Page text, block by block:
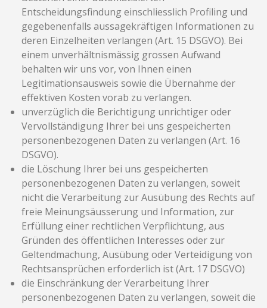
Entscheidungsfindung einschliesslich Profiling und
gegebenenfalls aussagekräftigen Informationen zu
deren Einzelheiten verlangen (Art. 15 DSGVO). Bei
einem unverhältnismässig grossen Aufwand
behalten wir uns vor, von Ihnen einen
Legitimationsausweis sowie die Übernahme der
effektiven Kosten vorab zu verlangen.
unverzüglich die Berichtigung unrichtiger oder
Vervollständigung Ihrer bei uns gespeicherten
personenbezogenen Daten zu verlangen (Art. 16
DSGVO).
die Löschung Ihrer bei uns gespeicherten
personenbezogenen Daten zu verlangen, soweit
nicht die Verarbeitung zur Ausübung des Rechts auf
freie Meinungsäusserung und Information, zur
Erfüllung einer rechtlichen Verpflichtung, aus
Gründen des öffentlichen Interesses oder zur
Geltendmachung, Ausübung oder Verteidigung von
Rechtsansprüchen erforderlich ist (Art. 17 DSGVO)
die Einschränkung der Verarbeitung Ihrer
personenbezogenen Daten zu verlangen, soweit die